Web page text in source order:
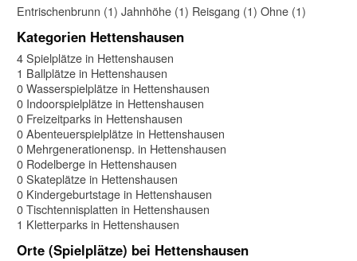
Entrischenbrunn (1) Jahnhöhe (1) Reisgang (1) Ohne (1)
Kategorien Hettenshausen
4 Spielplätze in Hettenshausen
1 Ballplätze in Hettenshausen
0 Wasserspielplätze in Hettenshausen
0 Indoorspielplätze in Hettenshausen
0 Freizeitparks in Hettenshausen
0 Abenteuerspielplätze in Hettenshausen
0 Mehrgenerationensp. in Hettenshausen
0 Rodelberge in Hettenshausen
0 Skateplätze in Hettenshausen
0 Kindergeburtstage in Hettenshausen
0 Tischtennisplatten in Hettenshausen
1 Kletterparks in Hettenshausen
Orte (Spielplätze) bei Hettenshausen